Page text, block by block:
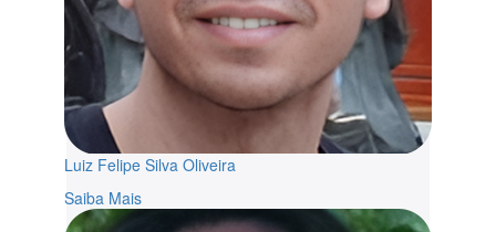
Luiz Felipe Silva Oliveira
Saiba Mais